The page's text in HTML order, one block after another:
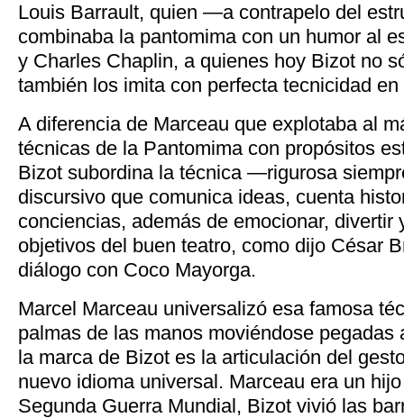
Louis Barrault, quien —a contrapelo del
combinaba la pantomima con un humor al
y Charles Chaplin, a quienes hoy Bizot no
también los imita con perfecta tecnicidad
A diferencia de Marceau que explotaba al
técnicas de la Pantomima con propósitos
Bizot subordina la técnica —rigurosa
discursivo que comunica ideas, cuenta
conciencias, además de emocionar, divertir
objetivos del buen teatro, como dijo César
diálogo con Coco Mayorga.
Marcel Marceau universalizó esa famosa
palmas de las manos moviéndose pegadas
la marca de Bizot es la articulación del
nuevo idioma universal. Marceau era un
Segunda Guerra Mundial, Bizot vivió las